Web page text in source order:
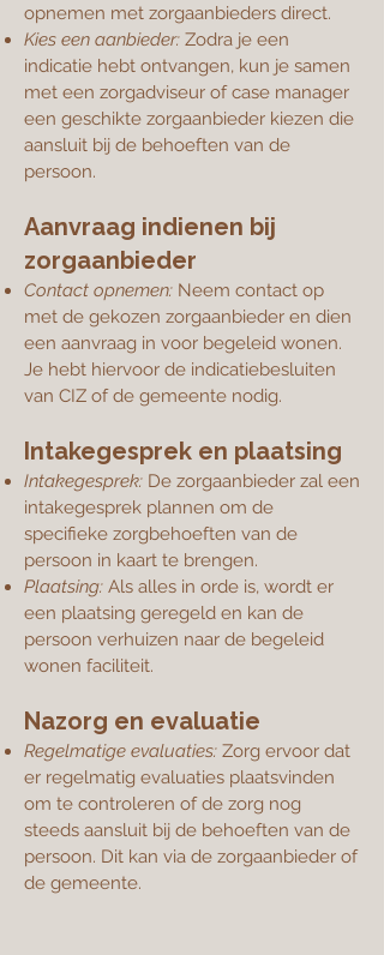
opnemen met zorgaanbieders direct.
Kies een aanbieder: Zodra je een
indicatie hebt ontvangen, kun je samen
met een zorgadviseur of case manager
een geschikte zorgaanbieder kiezen die
aansluit bij de behoeften van de
persoon.
Aanvraag indienen bij
zorgaanbieder
Contact opnemen: Neem contact op
met de gekozen zorgaanbieder en dien
een aanvraag in voor begeleid wonen.
Je hebt hiervoor de indicatiebesluiten
van CIZ of de gemeente nodig.
Intakegesprek en plaatsing
Intakegesprek: De zorgaanbieder zal een
intakegesprek plannen om de
specifieke zorgbehoeften van de
persoon in kaart te brengen.
Plaatsing: Als alles in orde is, wordt er
een plaatsing geregeld en kan de
persoon verhuizen naar de begeleid
wonen faciliteit.
Nazorg en evaluatie
Regelmatige evaluaties: Zorg ervoor dat
er regelmatig evaluaties plaatsvinden
om te controleren of de zorg nog
steeds aansluit bij de behoeften van de
persoon. Dit kan via de zorgaanbieder of
de gemeente.